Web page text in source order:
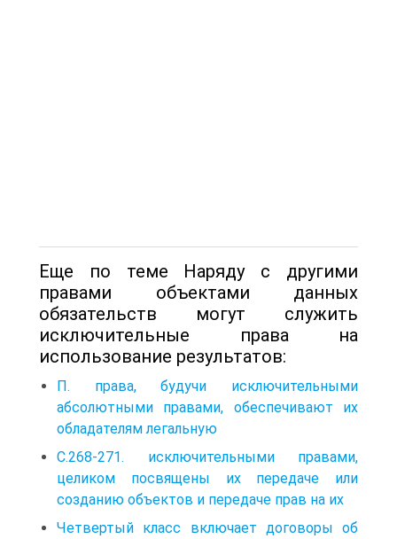
Еще по теме Наряду с другими
правами объектами данных
обязательств могут служить
исключительные права на
использование результатов:
П. права, будучи исключительными
абсолютными правами, обеспечивают их
обладателям легальную
С.268-271. исключительными правами,
целиком посвящены их передаче или
созданию объектов и передаче прав на их
Четвертый класс включает договоры об